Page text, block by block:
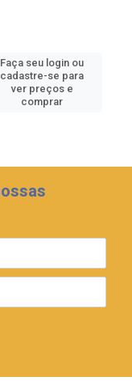
Faça seu login ou
cadastre-se para
ver preços e
comprar